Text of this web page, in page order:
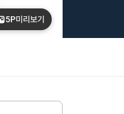
5P미리보기